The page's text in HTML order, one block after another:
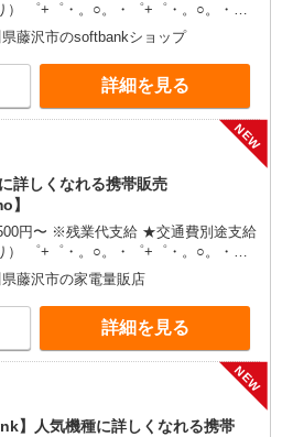
○。・゜
10万円支給(規定有) お友達を紹介
ンティブ支給(規定有) ★月2回払
可能（規程有）★ ゜・。○。・゜
・゜+゜
藤沢市のsoftbankショップ
詳細を見る
NEW
詳しくなれる携帯販売
】
円〜 ※残業代支給 ★交通費別途支給
○。・゜
10万円支給(規定有) お友達を紹介
ンティブ支給(規定有) ★月2回払
可能（規程有）★ ゜・。○。・゜
・゜+゜
藤沢市の家電量販店
詳細を見る
NEW
】人気機種に詳しくなれる携帯